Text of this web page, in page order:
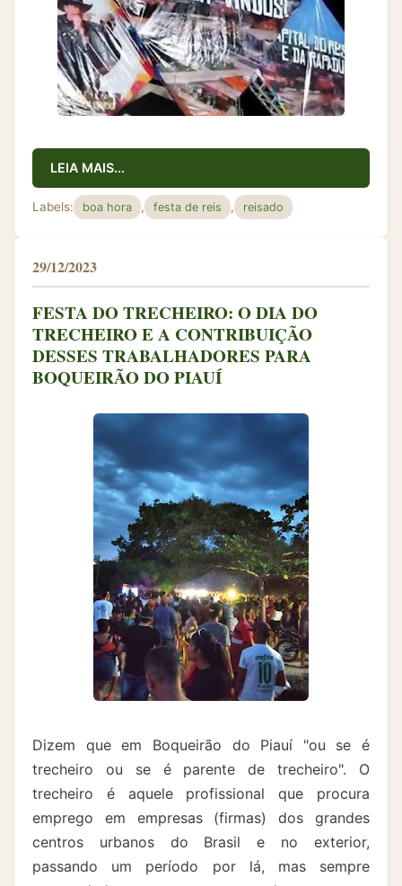
LEIA MAIS...
Labels: boa hora , festa de reis , reisado
29/12/2023
FESTA DO TRECHEIRO: O DIA DO
TRECHEIRO E A CONTRIBUIÇÃO
DESSES TRABALHADORES PARA
BOQUEIRÃO DO PIAUÍ
Dizem que em Boqueirão do Piauí "ou se é
trecheiro ou se é parente de trecheiro". O
trecheiro é aquele profissional que procura
emprego em empresas (firmas) dos grandes
centros urbanos do Brasil e no exterior,
passando um período por lá, mas sempre